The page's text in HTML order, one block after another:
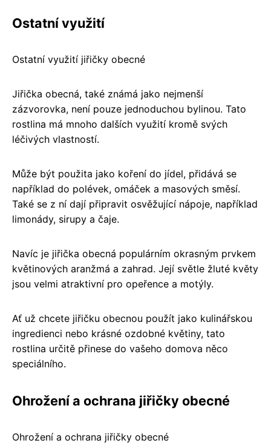
Ostatní využití
Ostatní využití jiřičky obecné
Jiřička obecná, také známá jako nejmenší
zázvorovka, není pouze jednoduchou bylinou. Tato
rostlina má mnoho dalších využití kromě svých
léčivých vlastností.
Může být použita jako koření do jídel, přidává se
například do polévek, omáček a masových směsí.
Také se z ní dají připravit osvěžující nápoje, například
limonády, sirupy a čaje.
Navíc je jiřička obecná populárním okrasným prvkem
květinových aranžmá a zahrad. Její světle žluté květy
jsou velmi atraktivní pro opeřence a motýly.
Ať už chcete jiřičku obecnou použít jako kulinářskou
ingredienci nebo krásné ozdobné květiny, tato
rostlina určitě přinese do vašeho domova něco
speciálního.
Ohrožení a ochrana jiřičky obecné
Ohrožení a ochrana jiřičky obecné